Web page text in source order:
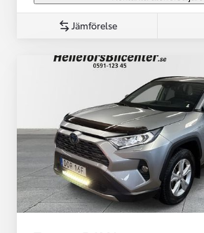
Jämförelse